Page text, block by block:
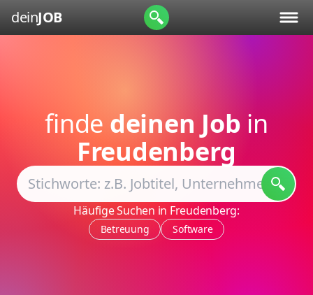
deinJOB
finde deinen Job in
Freudenberg
Häufige Suchen in Freudenberg:
Betreuung Software